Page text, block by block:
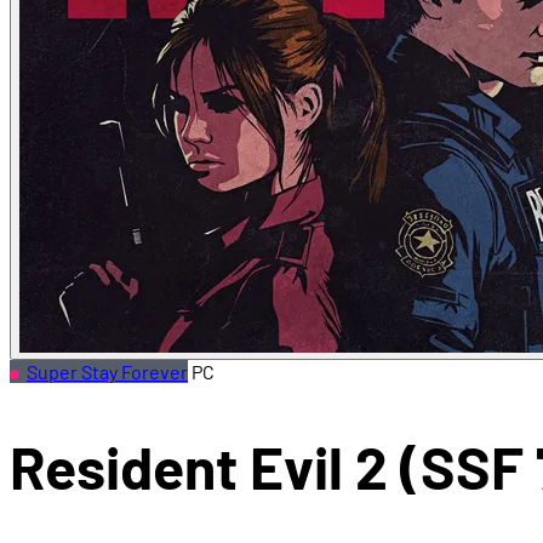
Super Stay Forever PC
Resident Evil 2 (SSF